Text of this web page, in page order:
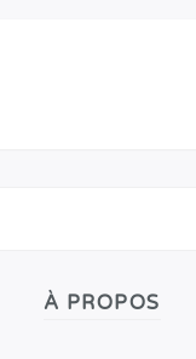
À PROPOS